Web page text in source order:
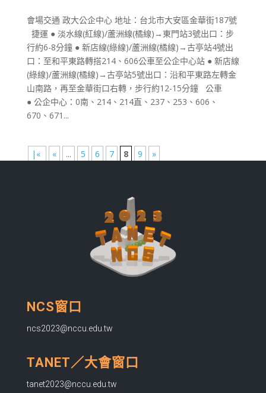
會場交通 政大公企中心 地址：台北市大安區金華街187號
捷運 ● 淡水線(紅線)/蘆洲線(橘線)→東門站3號出口：步
行約6-8分鐘 ● 新店線(綠線)/蘆洲線(橘線)→古亭站4號出
口：至和平東路轉搭214、606公車至公企中心站 ● 新店線
(綠線)/蘆洲線(橘線)→古亭站5號出口：沿和平東路左轉金
山南路，再至金華街口右轉，步行約12-15分鐘 公車
● 公企中心：0南、214、214直、237、253、606、
670、671...
|« « ... 5 6 7 8 9 »
NCS窗口
ncs2023@nccu.edu.tw
TANET／大會窗口
tanet2023@nccu.edu.tw